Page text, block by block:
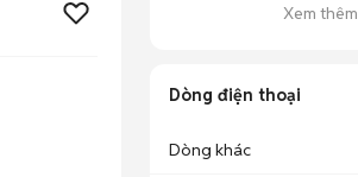
Xem thêm
Dòng điện thoại
Dòng khác